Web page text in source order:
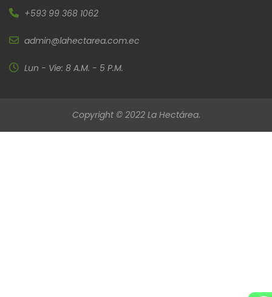
+593 99 368 1062
admin@lahectarea.com.ec
Lun - Vie: 8 A.M. - 5 P.M.
Copyright © 2022 La Hectárea.